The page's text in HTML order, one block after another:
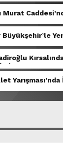
Murat
Büyükşehir’le